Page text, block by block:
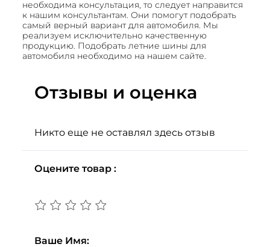
необходима консультация, то следует направится
к нашим консультантам. Они помогут подобрать
самый верный вариант для автомобиля. Мы
реализуем исключительно качественную
продукцию. Подобрать летние шины для
автомобиля необходимо на нашем сайте.
Отзывы и оценка
Никто еще не оставлял здесь отзыв
Оцените товар :
Ваше Имя: